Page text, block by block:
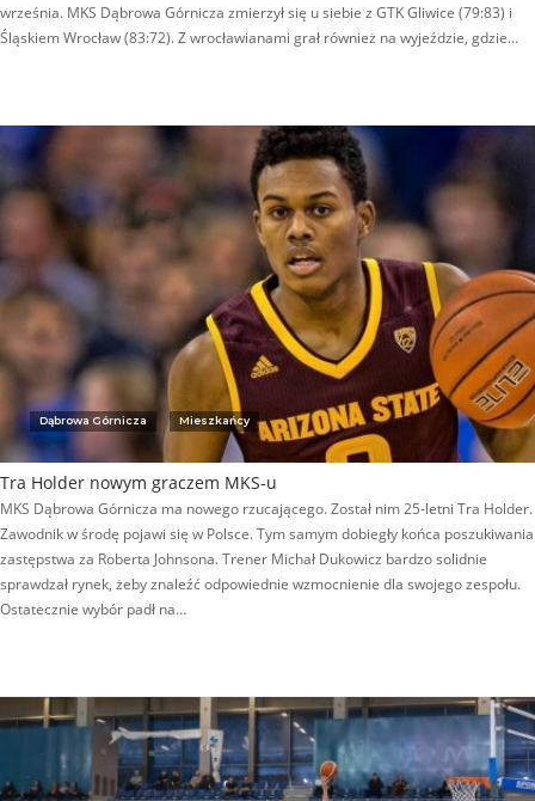
września. MKS Dąbrowa Górnicza zmierzył się u siebie z GTK Gliwice (79:83) i
Śląskiem Wrocław (83:72). Z wrocławianami grał również na wyjeździe, gdzie…
Dąbrowa Górnicza Mieszkańcy
Tra Holder nowym graczem MKS-u
MKS Dąbrowa Górnicza ma nowego rzucającego. Został nim 25-letni Tra Holder.
Zawodnik w środę pojawi się w Polsce. Tym samym dobiegły końca poszukiwania
zastępstwa za Roberta Johnsona. Trener Michał Dukowicz bardzo solidnie
sprawdzał rynek, żeby znaleźć odpowiednie wzmocnienie dla swojego zespołu.
Ostatecznie wybór padł na…